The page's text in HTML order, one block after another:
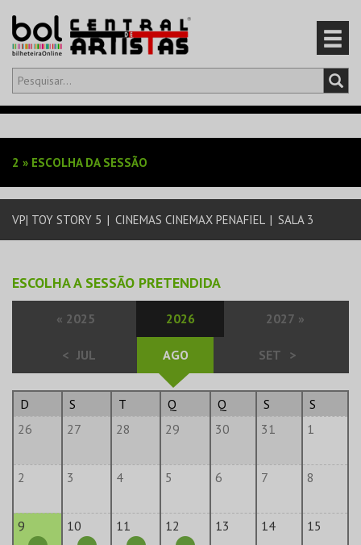
Olá,iniciar sessão
EVENTOS
CARTÕES
2 » ESCOLHA DA SESSÃO
VP| TOY STORY 5 | CINEMAS CINEMAX PENAFIEL | SALA 3
ESCOLHA A SESSÃO PRETENDIDA
« 2025 2026 2027 »
< JUL AGO SET >
D S T Q Q S
S
26
27 28 29 30 31 1
2 3 4 5 6 7 8
9 10 11 12 13 14 15